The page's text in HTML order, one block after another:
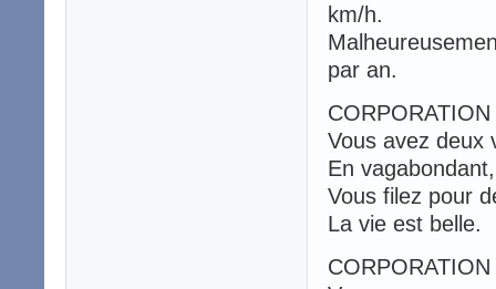
km/h.
par an.
Vous avez deux
En
Vous filez pour
La vie est belle.